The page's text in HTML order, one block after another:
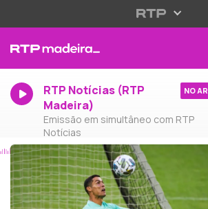
RTP Notícias (RTP
Madeira)
Emissão em simultâneo com RTP
Notícias
NO AR